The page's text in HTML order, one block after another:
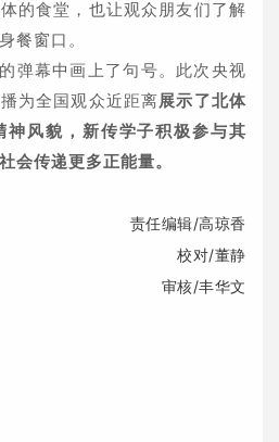
的食堂，也让观众朋友们了解
餐窗口。
弹幕中画上了句号。此次央视
为全国观众近距离展示了北体
神风貌，新传学子积极参与其
会传递更多正能量。
责任编辑/高琼香
校对/董静
审核/丰华文